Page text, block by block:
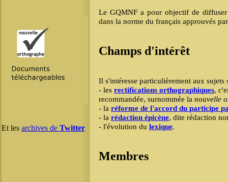
Et les archives de Twitter
Le GQMNF a pour objectif de
dans la norme du français approuvés
Champs d'intérêt
Il s'intéresse particulièrement aux sujets
- lesrectifications orthographiques,
recommandée, surnommée lanouvelle
- laréforme de l'accord du participe
- larédaction épicène, dite rédaction
- l'évolution dulexique.
Membres